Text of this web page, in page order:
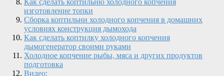
изготовление топки
Сборка коптильни холодного копчения в домашних
условиях конструкция дымохода
Как сделать коптилку холодного копчения
дымогенератор своими руками
Холодное копчение рыбы, мяса и других продуктов
подготовка
Видео: